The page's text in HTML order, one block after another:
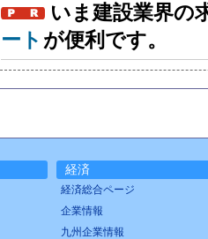
いま建設業界の
ート が便利です。
経済
経済総合ページ
企業情報
九州企業情報